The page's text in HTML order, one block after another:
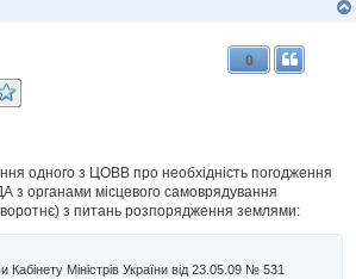
0
одного з ЦОВВ про необхідність погодження
з органами місцевого самоврядування
з питань розпорядження землями:
Міністрів України від 23.05.09 № 531